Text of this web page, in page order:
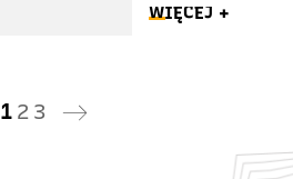
WIĘCEJ +
1 2 3